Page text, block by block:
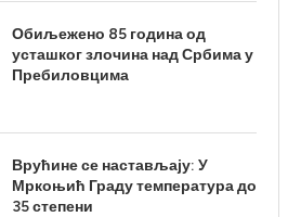
Обиљежено 85 година од
усташког злочина над Србима у
Пребиловцима
Врућине се настављају: У
Мркоњић Граду температура до
35 степени